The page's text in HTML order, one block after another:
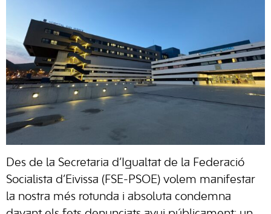
Des de la Secretaria d’Igualtat de la Federació
Socialista d’Eivissa (FSE-PSOE) volem manifestar
la nostra més rotunda i absoluta condemna